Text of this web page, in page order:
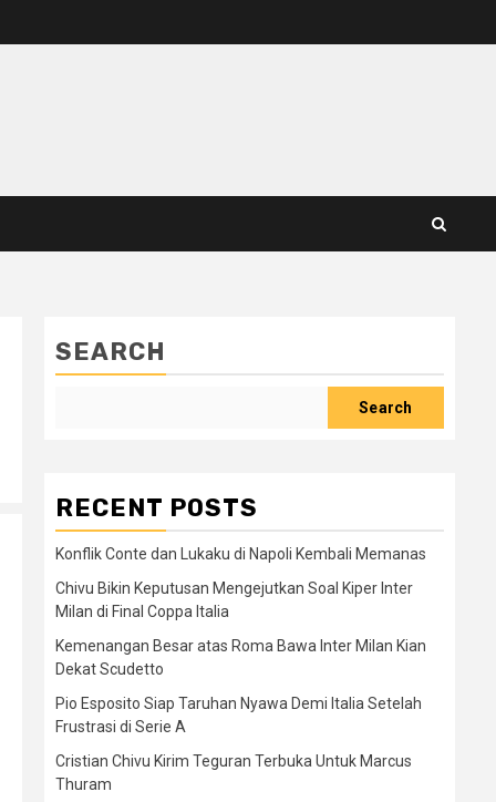
SEARCH
Search
RECENT POSTS
Konflik Conte dan Lukaku di Napoli Kembali Memanas
Chivu Bikin Keputusan Mengejutkan Soal Kiper Inter
Milan di Final Coppa Italia
Kemenangan Besar atas Roma Bawa Inter Milan Kian
Dekat Scudetto
Pio Esposito Siap Taruhan Nyawa Demi Italia Setelah
Frustrasi di Serie A
Cristian Chivu Kirim Teguran Terbuka Untuk Marcus
Thuram